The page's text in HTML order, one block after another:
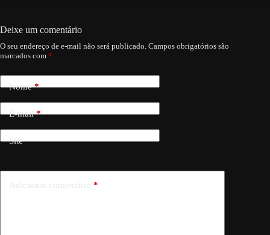
Deixe um comentário
O seu endereço de e-mail não será publicado. Campos obrigatórios são
marcados com *
Nome*
E-mail*
Site
Adicionar comentário *